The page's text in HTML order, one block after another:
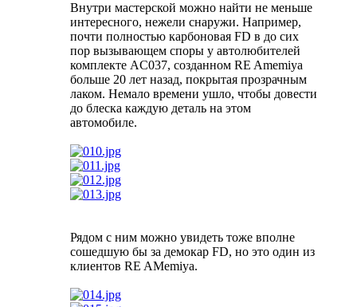
Внутри мастерской можно найти не меньше
интересного, нежели снаружи. Например,
почти полностью карбоновая FD в до сих
пор вызывающем споры у автолюбителей
комплекте AC037, созданном RE Amemiya
больше 20 лет назад, покрытая прозрачным
лаком. Немало времени ушло, чтобы довести
до блеска каждую деталь на этом
автомобиле.
Рядом с ним можно увидеть тоже вполне
сошедшую бы за демокар FD, но это один из
клиентов RE AMemiya.